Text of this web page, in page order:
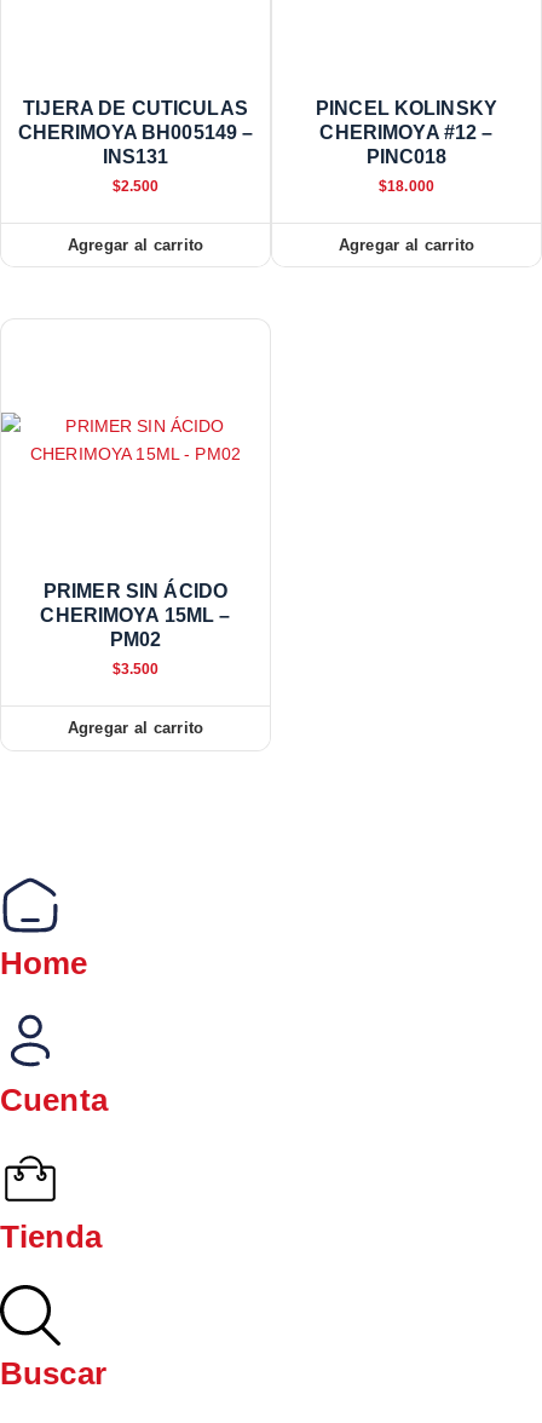
TIJERA DE CUTICULAS
CHERIMOYA BH005149 –
INS131
$2.500
Agregar al carrito
PINCEL KOLINSKY
CHERIMOYA #12 –
PINC018
$18.000
Agregar al carrito
PRIMER SIN ÁCIDO
CHERIMOYA 15ML –
PM02
$3.500
Agregar al carrito
Home
Cuenta
Tienda
Buscar